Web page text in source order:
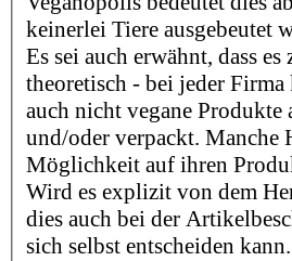
keinerlei Tiere ausgebeutet
Es sei auch erwähnt, dass
theoretisch - bei jeder
auch nicht vegane
und/oder verpackt. Manche
Möglichkeit auf ihren
Wird es explizit von dem
dies auch bei der
sich selbst entscheiden kann.